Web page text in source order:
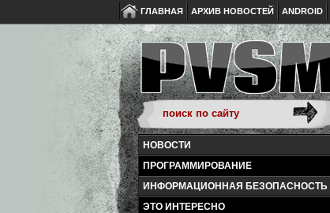
ГЛАВНАЯ АРХИВ НОВОСТЕЙ ANDROID
НОВОСТИ
ПРОГРАММИРОВАНИЕ
ИНФОРМАЦИОННАЯ БЕЗОПАСНОСТЬ
ЭТО ИНТЕРЕСНО